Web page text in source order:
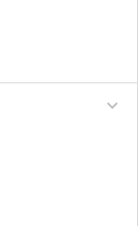
expand_more